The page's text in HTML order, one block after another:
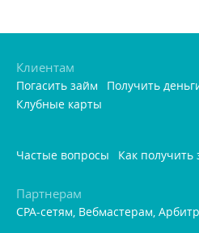
Клиентам
Погасить займ Получить
Клубные карты
Частые вопросы Как получить
Партнерам
CPA-сетям, Вебмастерам,